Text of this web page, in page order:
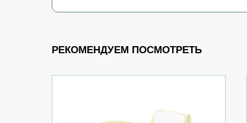
РЕКОМЕНДУЕМ ПОСМОТРЕТЬ